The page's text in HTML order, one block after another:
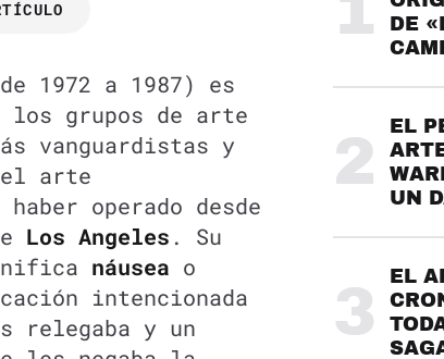
1972 a 1987) es
los grupos de arte
vanguardistas y
arte
operado desde
Los Angeles . Su
náusea o
intencionada
relegaba y un
DE
2
EL
UN
3
EL